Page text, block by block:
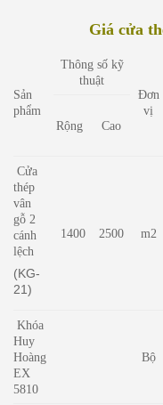
Giá cửa
Sản
phẩm
Thông số kỹ
thuật
Đơn
vị
Rộng
Cao
Cửa
thép
vân
gỗ 2
cánh
lệch
(KG-
21)
1400 2500 m2
Khóa
Huy
Hoàng
EX
5810
Bộ